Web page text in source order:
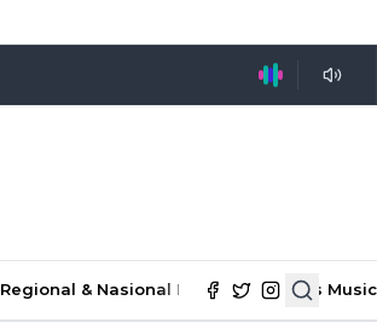
Regional & Nasional Ekonomi & Bisnis Music